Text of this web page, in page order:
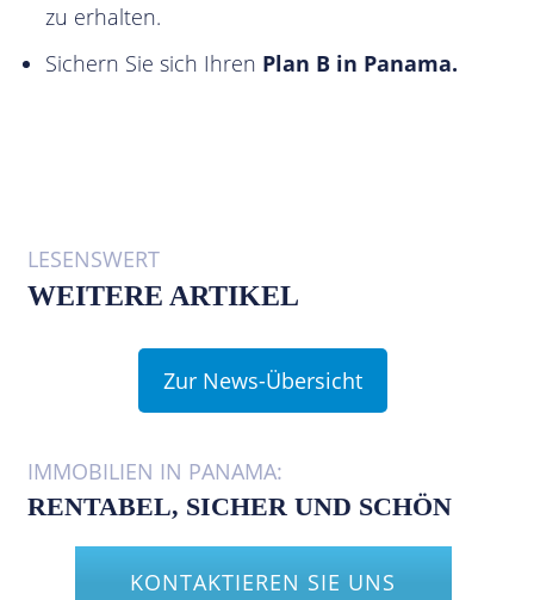
zu erhalten.
Sichern Sie sich Ihren Plan B in Panama.
LESENSWERT
WEITERE ARTIKEL
Zur News-Übersicht
IMMOBILIEN IN PANAMA:
RENTABEL, SICHER UND SCHÖN
KONTAKTIEREN SIE UNS